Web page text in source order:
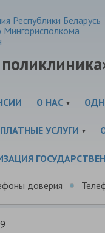
Республики Беларусь
О НАС
ПЛАТНЫЕ УСЛУГИ
доверия